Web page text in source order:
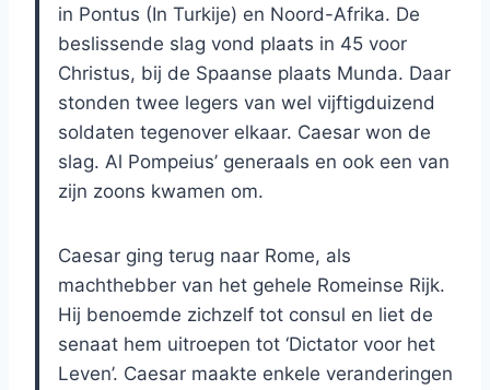
in Pontus (In Turkije) en Noord-Afrika. De
beslissende slag vond plaats in 45 voor
Christus, bij de Spaanse plaats Munda. Daar
stonden twee legers van wel vijftigduizend
soldaten tegenover elkaar. Caesar won de
slag. Al Pompeius’ generaals en ook een van
zijn zoons kwamen om.
Caesar ging terug naar Rome, als
machthebber van het gehele Romeinse Rijk.
Hij benoemde zichzelf tot consul en liet de
senaat hem uitroepen tot ‘Dictator voor het
Leven’. Caesar maakte enkele veranderingen